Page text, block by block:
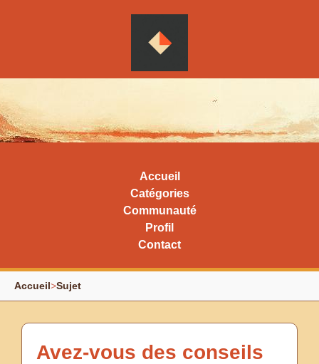
Accueil
Catégories
Communauté
Profil
Contact
Accueil>Sujet
Avez-vous des conseils